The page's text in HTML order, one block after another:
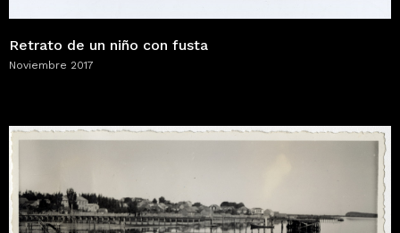
Retrato de un niño con fusta
Noviembre 2017